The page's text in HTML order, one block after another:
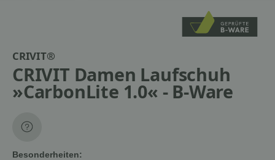
CRIVIT®
CRIVIT Damen Laufschuh
»CarbonLite 1.0« - B-Ware
Besonderheiten: